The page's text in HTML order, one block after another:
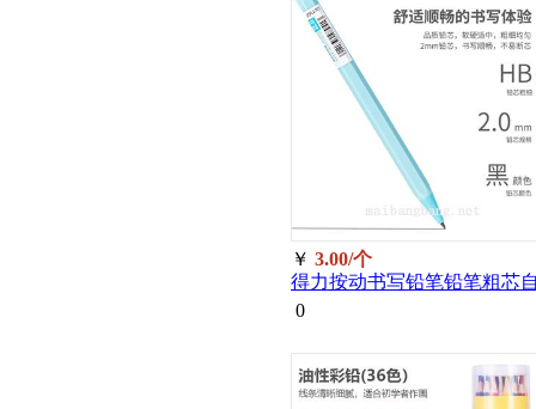
￥ 3.00/个
得力按动书写铅笔铅笔粗芯
动铅笔HB2.0mm58800（绘画
0